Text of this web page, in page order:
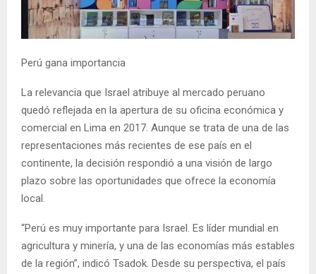
Perú gana importancia
La relevancia que Israel atribuye al mercado peruano
quedó reflejada en la apertura de su oficina económica y
comercial en Lima en 2017. Aunque se trata de una de las
representaciones más recientes de ese país en el
continente, la decisión respondió a una visión de largo
plazo sobre las oportunidades que ofrece la economía
local.
“Perú es muy importante para Israel. Es líder mundial en
agricultura y minería, y una de las economías más estables
de la región”, indicó Tsadok. Desde su perspectiva, el país